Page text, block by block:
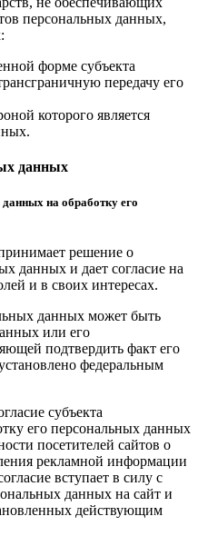
персональных данных,
форме субъекта
передачу его
которого является
данных
на обработку его
решение о
данных и дает согласие на
и в своих интересах.
данных может быть
или его
подтвердить факт его
федеральным
субъекта
его персональных данных
посетителей сайтов о
рекламной информации
вступает в силу с
данных на сайт и
действующим